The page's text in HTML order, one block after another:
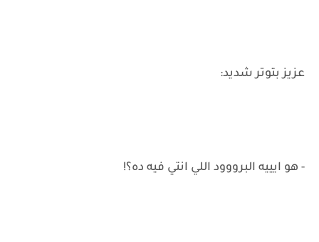
عزيز بتوتر شديد:
- هو ايييه البرووود اللي انتي فيه ده؟!